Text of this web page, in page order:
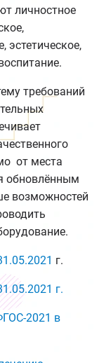
личностное
эстетическое,
требований
от места
обновлённым
возможностей
г.
г.
2021 в